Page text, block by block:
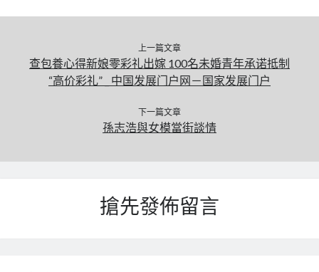
上一篇文章
查包養心得新娘零彩礼出嫁 100名未婚青年承诺抵制
“高价彩礼” _ 中国发展门户网－国家发展门户
下一篇文章
孫志浩與女模當街談情
搶先發佈留言